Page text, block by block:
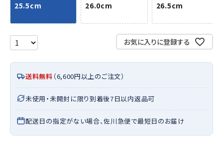
25.5cm 26.0cm 26.5cm
お気に入りに登録する
送料無料 （6,600円以上のご注文）
未使用・未開封に限り到着後7日以内返品可
配送日の指定がない場合、佐川急便で最短日のお届け